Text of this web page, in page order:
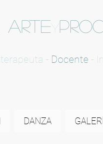
ARTEy
- Docente -
DANZA